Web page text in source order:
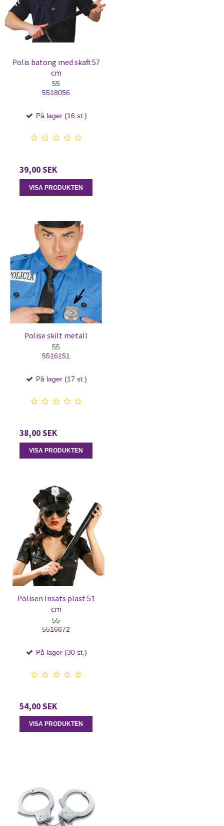
Polis batong med skaft 57
cm
55
5518056
På lager (16 st.)
39,00 SEK
VISA PRODUKTEN
Polise skilt metall
55
5516151
På lager (17 st.)
38,00 SEK
VISA PRODUKTEN
Polisen Insats plast 51
cm
55
5516672
På lager (30 st.)
54,00 SEK
VISA PRODUKTEN